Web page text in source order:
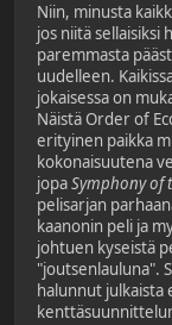
Niin, minusta
jos niitä sellaisiksi
paremmasta
uudelleen.
jokaisessa on
Näistä Order of
erityinen paikka
kokonaisuutena
jopaSymphony of
pelisarjan
kaanonin peli ja
johtuen kyseistä
"joutsenlauluna".
halunnut julkaista